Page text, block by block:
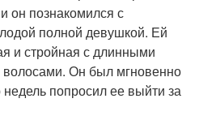
он познакомился с
полной девушкой. Ей
и стройная с длинными
Он был мгновенно
попросил ее выйти за